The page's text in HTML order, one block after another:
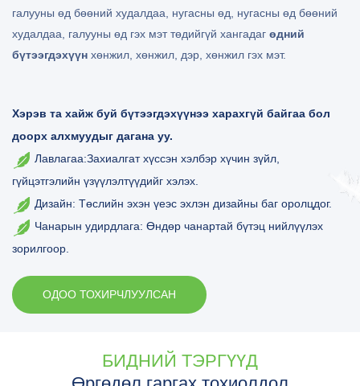
галууны өд бөөний худалдаа, нугасны өд, нугасны өд бөөний
худалдаа, галууны өд гэх мэт төдийгүй хангадаг өдний
бүтээгдэхүүн хөнжил, хөнжил, дэр, хөнжил гэх мэт.
Хэрэв та хайж буй бүтээгдэхүүнээ харахгүй байгаа бол
доорх алхмуудыг дагана уу.
Лавлагаа:Захиалгат хүссэн хэлбэр хүчин зүйл,
гүйцэтгэлийн үзүүлэлтүүдийг хэлэх.
Дизайн: Төслийн эхэн үеэс эхлэн дизайны баг оролцдог.
Чанарын удирдлага: Өндөр чанартай бүтэц нийлүүлэх
зорилгоор.
ОДОО ТОХИРЧЛУУЛСАН
БИДНИЙ ТЭРГҮҮД